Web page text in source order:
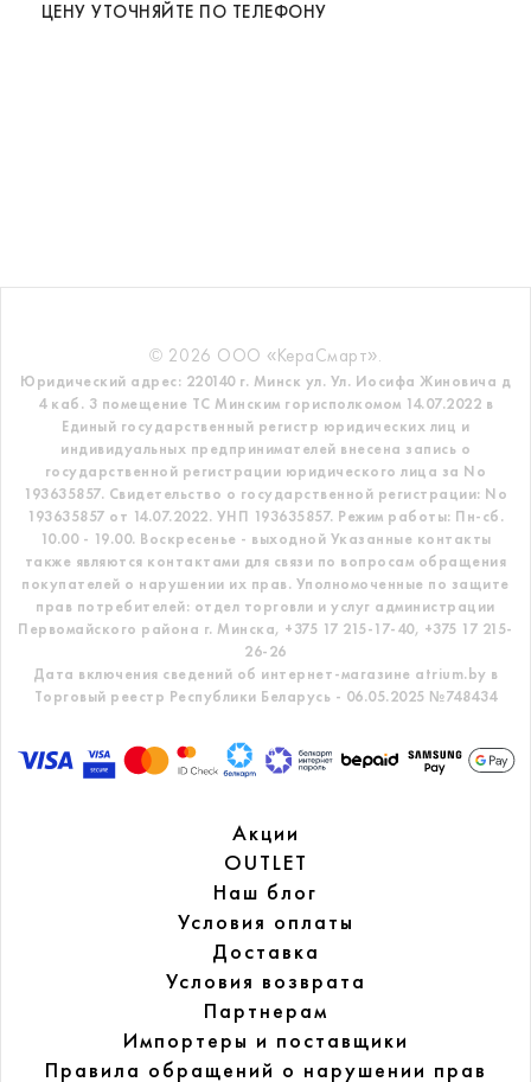
ЦЕНУ УТОЧНЯЙТЕ ПО ТЕЛЕФОНУ
© 2026 ООО «КераСмарт».
Юридический адрес: 220140 г. Минск ул. Ул. Иосифа Жиновича д
4 каб. 3 помещение ТС Минским горисполкомом 14.07.2022 в
Единый государственный регистр юридических лиц и
индивидуальных предпринимателей внесена запись о
государственной регистрации юридического лица за No
193635857. Свидетельство о государственной регистрации: No
193635857 от 14.07.2022. УНП 193635857. Режим работы: Пн-сб.
10.00 - 19.00. Воскресенье - выходной Указанные контакты
также являются контактами для связи по вопросам обращения
покупателей о нарушении их прав. Уполномоченные по защите
прав потребителей: отдел торговли и услуг администрации
Первомайского района г. Минска, +375 17 215-17-40, +375 17 215-
26-26
Дата включения сведений об интернет-магазине atrium.by в
Торговый реестр Республики Беларусь - 06.05.2025 №748434
Акции
OUTLET
Наш блог
Условия оплаты
Доставка
Условия возврата
Партнерам
Импортеры и поставщики
Правила обращений о нарушении прав